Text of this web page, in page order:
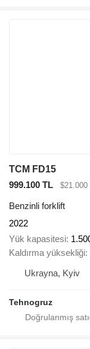
TCM FD15
999.100 TL
$21.000
Benzinli forklift
2022
Yük kapasitesi
Kaldırma yüksekliği
Ukrayna, Kyiv
Tehnogruz